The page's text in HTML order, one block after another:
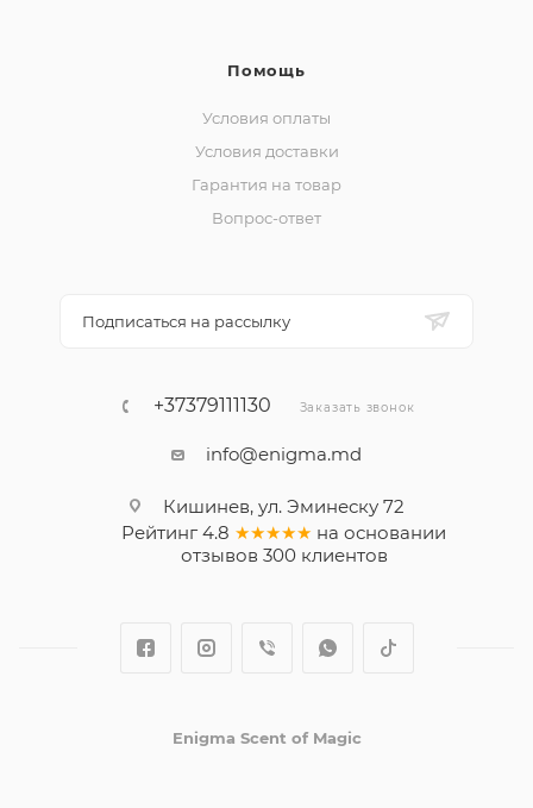
Помощь
Условия оплаты
Условия доставки
Гарантия на товар
Вопрос-ответ
Подписаться на рассылку
+37379111130 Заказать звонок
info@enigma.md
Кишинев, ул. Эминеску 72
Рейтинг 4.8 ★★★★★ на основании
отзывов 300клиентов
Enigma Scent of Magic